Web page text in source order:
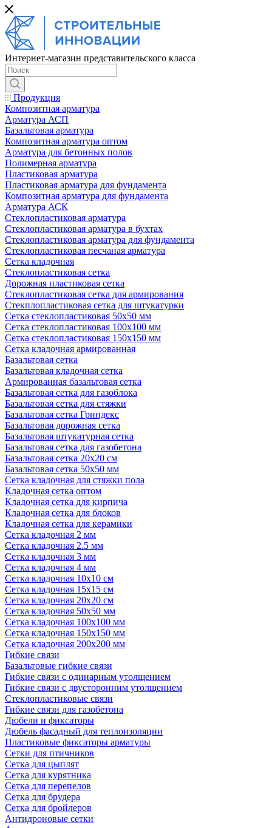
Интернет-магазин представительского класса
Продукция
Композитная арматура
Арматура АСП
Базальтовая арматура
Композитная арматура оптом
Арматура для бетонных полов
Полимерная арматура
Пластиковая арматура
Пластиковая арматура для фундамента
Композитная арматура для фундамента
Арматура АСК
Cтеклопластиковая арматура
Стеклопластиковая арматура в бухтах
Стеклопластиковая арматура для фундамента
Стеклопластиковая песчаная арматура
Сетка кладочная
Стеклопластиковая сетка
Дорожная пластиковая сетка
Стеклопластиковая сетка для армирования
Стекплопластиковая сетка для штукатурки
Сетка стеклопластиковая 50x50 мм
Сетка стеклопластиковая 100x100 мм
Сетка стеклопластиковая 150x150 мм
Сетка кладочная армированная
Базальтовая сетка
Базальтовая кладочная сетка
Армированная базальтовая сетка
Базальтовая сетка для газоблока
Базальтовая сетка для стяжки
Базальтовая сетка Гриндекс
Базальтовая дорожная сетка
Базальтовая штукатурная сетка
Базальтовая сетка для газобетона
Базальтовая сетка 20x20 см
Базальтовая сетка 50x50 мм
Сетка кладочная для стяжки пола
Кладочная сетка оптом
Кладочная сетка для кирпича
Кладочная сетка для блоков
Кладочная сетка для керамики
Сетка кладочная 2 мм
Сетка кладочная 2.5 мм
Сетка кладочная 3 мм
Сетка кладочная 4 мм
Сетка кладочная 10x10 см
Сетка кладочная 15x15 см
Сетка кладочная 20x20 см
Сетка кладочная 50x50 мм
Сетка кладочная 100x100 мм
Сетка кладочная 150x150 мм
Сетка кладочная 200x200 мм
Гибкие связи
Базальтовые гибкие связи
Гибкие связи с одинарным утолщением
Гибкие связи с двусторонним утолщением
Стеклопластиковые связи
Гибкие связи для газобетона
Дюбели и фиксаторы
Дюбель фасадный для теплоизоляции
Пластиковые фиксаторы арматуры
Сетки для птичников
Сетка для цыплят
Сетка для курятника
Сетка для перепелов
Сетка для брудера
Сетка для бройлеров
Антидроновые сетки